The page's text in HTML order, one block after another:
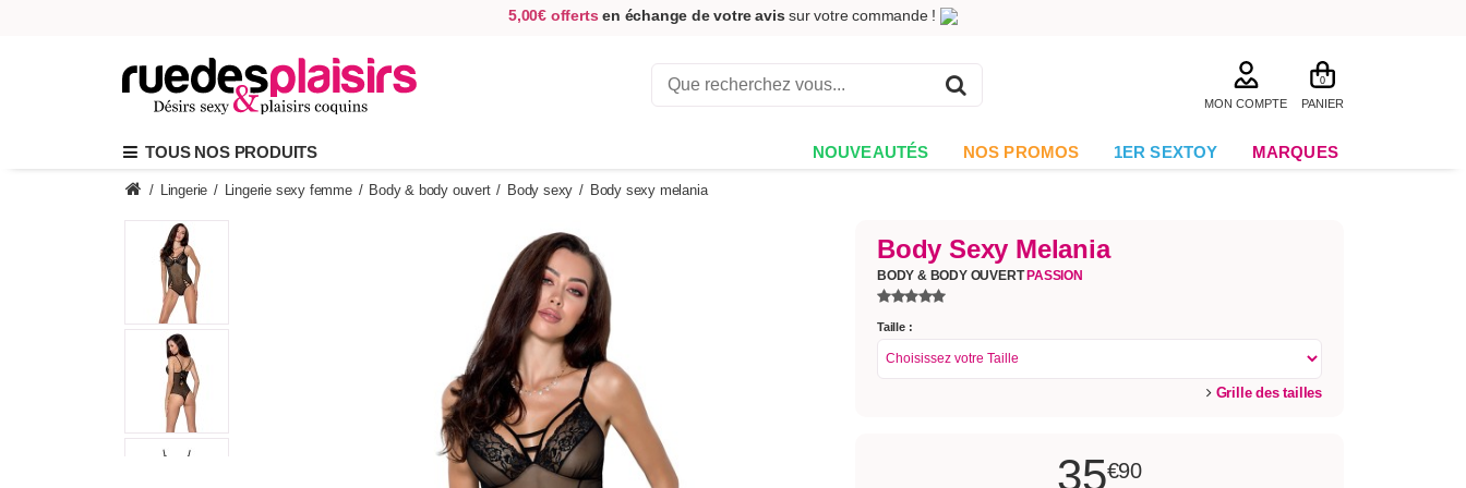
5,00€ offerts en échange de votre avis sur votre commande !
MON COMPTE
0
PANIER
TOUS NOS PRODUITS NOUVEAUTÉS NOS PROMOS 1ER SEXTOY MARQUES
/ Lingerie / Lingerie sexy femme / Body & body ouvert / Body sexy / Body sexy melania
Body Sexy Melania
BODY & BODY OUVERTPASSION
Taille :
Grille des tailles
35€90